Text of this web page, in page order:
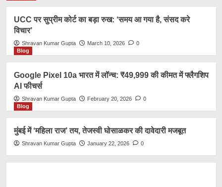
UCC पर सुप्रीम कोर्ट का बड़ा रुख: ‘समय आ गया है, संसद करे
विचार’
Shravan Kumar Gupta March 10, 2026
0
Blog
Google Pixel 10a भारत में लॉन्च: ₹49,999 की कीमत में फ्लैगशिप
AI फीचर्स
Shravan Kumar Gupta February 20, 2026
0
Blog
मुंबई में ‘महिला राज’ तय, तेजस्वी घोसाळकर की दावेदारी मजबूत
Shravan Kumar Gupta January 22, 2026 0